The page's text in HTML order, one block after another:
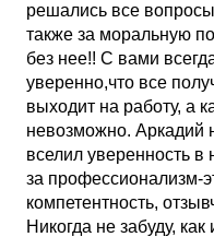
решались все
также за моральную
без нее!! С вами
уверенно,что все
выходит на работу, а
невозможно. Аркадий
вселил уверенность
за профессионализм-
компетентность,
Никогда не забуду,